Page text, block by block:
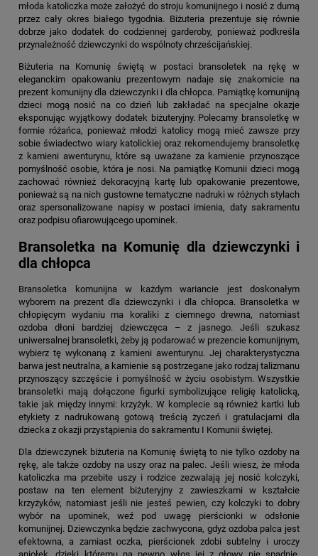
młoda katoliczka może założyć do stroju komunijnego i nosić z dumą
przez cały okres białego tygodnia. Biżuteria prezentuje się równie
dobrze jako dodatek do codziennej garderoby, ponieważ podkreśla
przynależność dziewczynki do wspólnoty chrześcijańskiej.
Biżuteria na Komunię świętąw postaci bransoletek na rękę w
eleganckim opakowaniu prezentowym nadaje się znakomicie na
prezent komunijny dla dziewczynki i dla chłopca. Pamiątkę komunijną
dzieci mogą nosić na co dzień lub zakładać na specjalne okazje
eksponując wyjątkowy dodatek biżuteryjny. Polecamy bransoletkę w
formie różańca, ponieważ młodzi katolicy mogą mieć zawsze przy
sobie świadectwo wiary katolickiej oraz rekomendujemy bransoletkę
z kamieni awenturynu, które są uważane za kamienie przynoszące
pomyślność osobie, która je nosi. Na pamiątkę Komunii dzieci mogą
zachować również dekoracyjną kartę lub opakowanie prezentowe,
ponieważ są na nich gustowne tematyczne nadruki w różnych stylach
oraz spersonalizowane napisy w postaci imienia, daty sakramentu
oraz podpisu ofiarowującego upominek.
Bransoletka na Komunię dla dziewczynki i
dla chłopca
Bransoletka komunijna w każdym wariancie jest doskonałym
wyborem na prezent dla dziewczynki i dla chłopca. Bransoletka w
chłopięcym wydaniu ma koraliki z ciemnego drewna, natomiast
ozdoba dłoni bardziej dziewczęca – z jasnego. Jeśli szukasz
uniwersalnej bransoletki, żeby ją podarować w prezencie komunijnym,
wybierz tę wykonaną z kamieni awenturynu. Jej charakterystyczna
barwa jest neutralna, a kamienie są postrzegane jako rodzaj talizmanu
przynoszący szczęście i pomyślność w życiu osobistym. Wszystkie
bransoletki mają dołączone figurki symbolizujące religię katolicką,
takie jak między innymi: krzyżyk. W komplecie są również kartki lub
etykiety z nadrukowaną gotową treścią życzeń i gratulacjami dla
dziecka z okazji przystąpienia do sakramentu I Komunii świętej.
Dla dziewczynek biżuteria na Komunię świętą to nie tylko ozdoby na
rękę, ale także ozdoby na uszy oraz na palec. Jeśli wiesz, że młoda
katoliczka ma przebite uszy i rodzice zezwalają jej nosić kolczyki,
postaw na ten element biżuteryjny z zawieszkami w kształcie
krzyżyków, natomiast jeśli nie jesteś pewien, czy kolczyki to dobry
wybór na upominek, weź pod uwagę pierścionki w odsłonie
komunijnej. Dziewczynka będzie zachwycona, gdyż ozdoba palca jest
efektowna, a zamiast oczka, pierścionek zdobi subtelny i uroczy